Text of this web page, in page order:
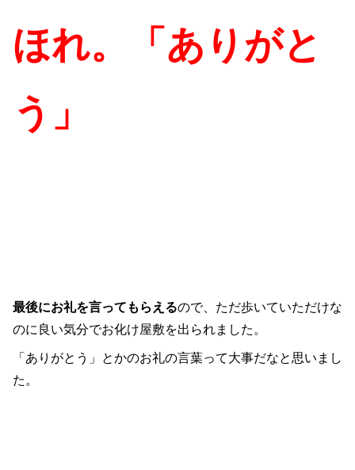
ほれ。「ありがと
う」
最後にお礼を言ってもらえるので、ただ歩いていただけな
のに良い気分でお化け屋敷を出られました。
「ありがとう」とかのお礼の言葉って大事だなと思いまし
た。